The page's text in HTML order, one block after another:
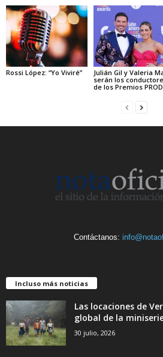
Rossi López: “Yo Viviré”
Julián Gil y Valeria
serán los
de los Premios
Contáctanos:
Incluso más noticias
Las locaciones de
global de la
30 julio, 2026